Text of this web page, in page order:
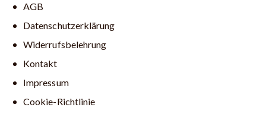
AGB
Datenschutzerklärung
Widerrufsbelehrung
Kontakt
Impressum
Cookie-Richtlinie